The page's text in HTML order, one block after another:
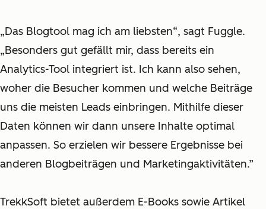
„Das Blogtool mag ich am liebsten“, sagt Fuggle.
„Besonders gut gefällt mir, dass bereits ein
Analytics-Tool integriert ist. Ich kann also sehen,
woher die Besucher kommen und welche Beiträge
uns die meisten Leads einbringen. Mithilfe dieser
Daten können wir dann unsere Inhalte optimal
anpassen. So erzielen wir bessere Ergebnisse bei
anderen Blogbeiträgen und Marketingaktivitäten.”
TrekkSoft bietet außerdem E-Books sowie Artikel